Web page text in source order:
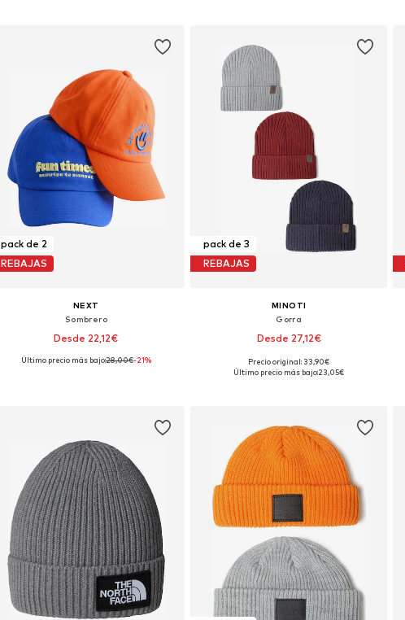
pack de 2
REBAJAS
NEXT
Sombrero
Desde 22,12€
Tallas disponibles: 54, 55-56, 57
Último precio más bajo:28,00€-21%
pack de 3
REBAJAS
MINOTI
Gorra
Desde 27,12€
Tallas disponibles: 51, 53-54, 55, 57
Precio original: 33,90€
Último precio más bajo:23,05€